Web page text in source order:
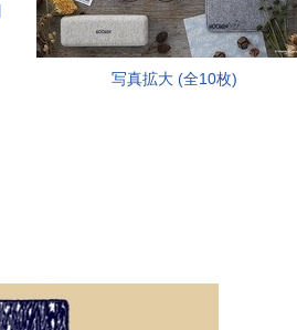
写真拡大 (全10枚)